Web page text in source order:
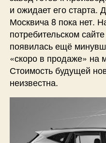
и ожидает его старта.
Москвича 8 пока нет.
потребительском
появилась ещё
«скоро в продаже» на
Стоимость будущей
неизвестна.